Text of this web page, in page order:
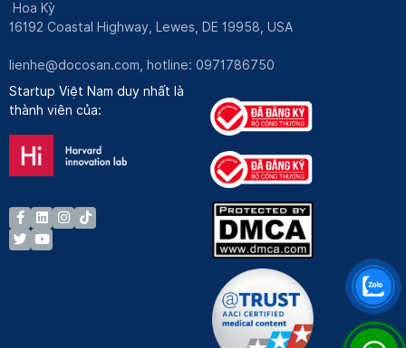
Hoa Kỳ
16192 Coastal Highway, Lewes, DE 19958, USA
lienhe@docosan.com , hotline: 0971786750
Startup Việt Nam duy nhất là
thành viên của: